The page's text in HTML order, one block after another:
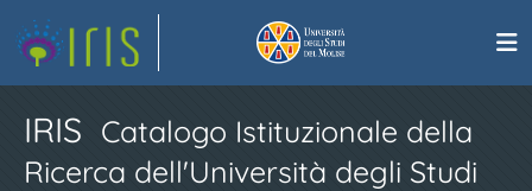
IRIS Catalogo Istituzionale della
Ricerca dell'Università degli Studi